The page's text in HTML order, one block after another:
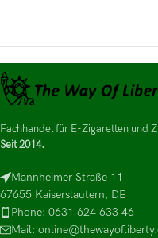
Fachhandel für E-Zigaretten und
Seit 2014.
Mannheimer Straße 11
67655 Kaiserslautern, DE
Phone: 0631 624 633 46
Mail: